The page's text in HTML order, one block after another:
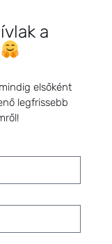
alapítója,
hatékony
a nők és a
helyreállítása.
a
elsőként
legfrissebb